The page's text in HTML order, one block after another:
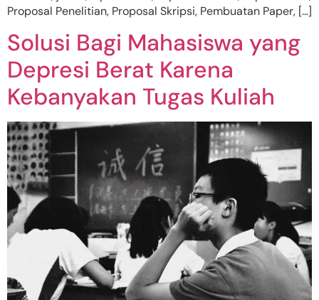
Proposal Penelitian, Proposal Skripsi, Pembuatan Paper, […]
Solusi Bagi Mahasiswa yang
Depresi Berat Karena
Kebanyakan Tugas Kuliah